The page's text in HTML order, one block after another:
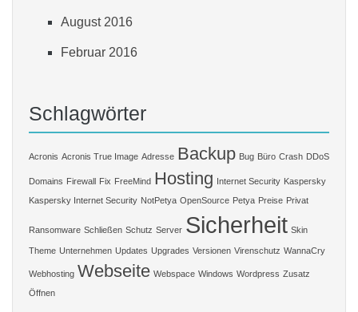
August 2016
Februar 2016
Schlagwörter
Acronis Acronis True Image Adresse Backup Bug Büro Crash DDoS
Domains Firewall Fix FreeMind Hosting Internet Security Kaspersky
Kaspersky Internet Security NotPetya OpenSource Petya Preise Privat
Ransomware Schließen Schutz Server Sicherheit Skin
Theme Unternehmen Updates Upgrades Versionen Virenschutz WannaCry
Webhosting Webseite Webspace Windows Wordpress Zusatz
Öffnen